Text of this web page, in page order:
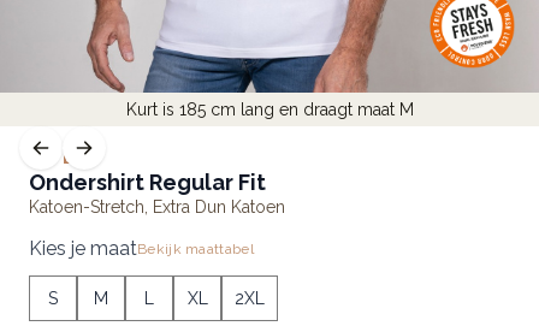
Kurt is 185 cm lang en draagt maat M
LITE
Ondershirt Regular Fit
Katoen-Stretch Extra Dun Katoen
Kies je maatBekijk maattabel
S M XL 2XL